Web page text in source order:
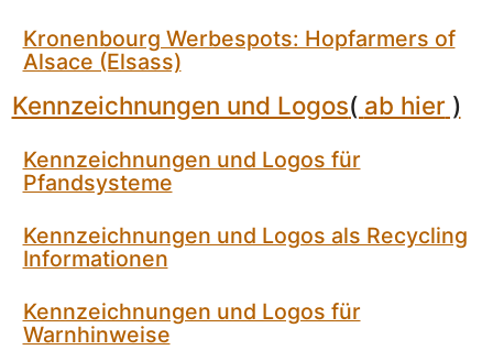
Kronenbourg Werbespots: Hopfarmers of
Alsace (Elsass)
Kennzeichnungen und Logos( ab hier)
Kennzeichnungen und Logos für
Pfandsysteme
Kennzeichnungen und Logos als Recycling
Informationen
Kennzeichnungen und Logos für
Warnhinweise